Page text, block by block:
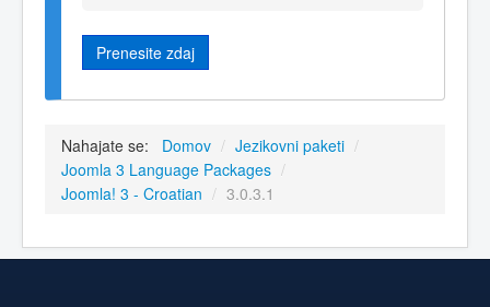
Prenesite zdaj
Nahajate se: Domov / Jezikovni paketi /
Joomla 3 Language Packages /
Joomla! 3 - Croatian / 3.0.3.1